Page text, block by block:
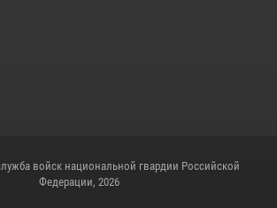
войск национальной гвардии Российской
Федерации, 2026